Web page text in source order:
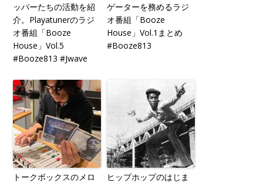
ッパーたちの活動を紹
介。Playatunerのラジ
オ番組「Booze
House」Vol.5
#Booze813 #Jwave
ゲーターを務めるラジ
オ番組「Booze
House」Vol.1まとめ
#Booze813
トークボックスのメロ
ヒップホップのはじま